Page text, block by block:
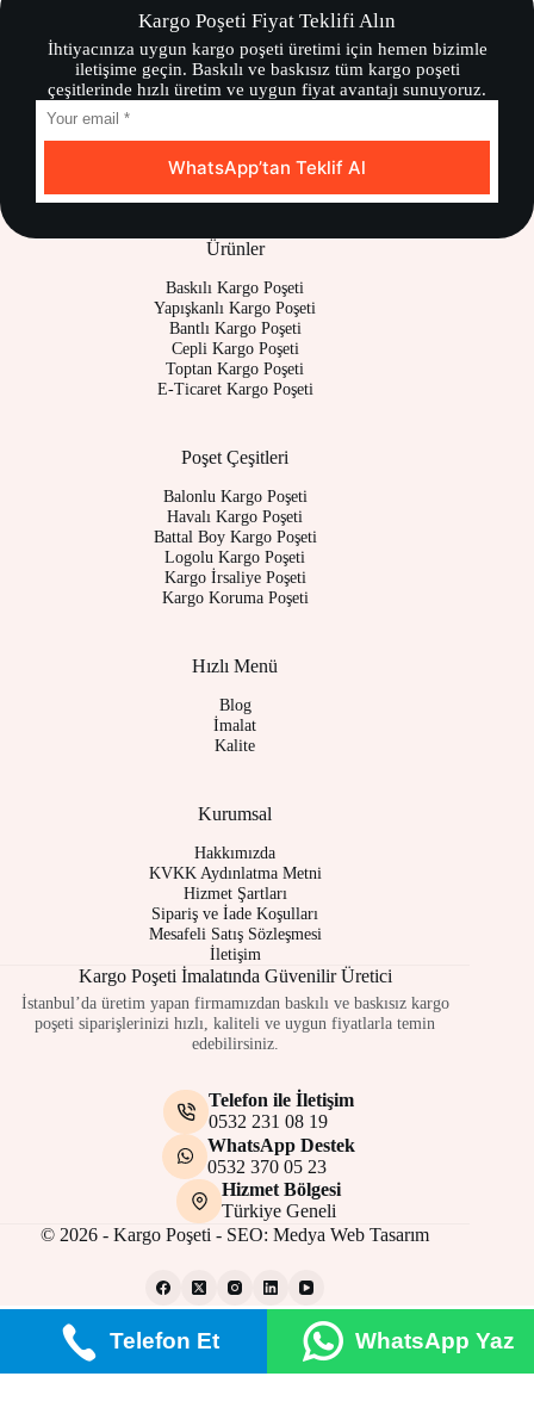
Kargo Poşeti Fiyat Teklifi Alın
İhtiyacınıza uygun kargo poşeti üretimi için hemen bizimle
iletişime geçin. Baskılı ve baskısız tüm kargo poşeti
çeşitlerinde hızlı üretim ve uygun fiyat avantajı sunuyoruz.
WhatsApp’tan Teklif Al
Ürünler
Baskılı Kargo Poşeti
Yapışkanlı Kargo Poşeti
Bantlı Kargo Poşeti
Cepli Kargo Poşeti
Toptan Kargo Poşeti
E-Ticaret Kargo Poşeti
Poşet Çeşitleri
Balonlu Kargo Poşeti
Havalı Kargo Poşeti
Battal Boy Kargo Poşeti
Logolu Kargo Poşeti
Kargo İrsaliye Poşeti
Kargo Koruma Poşeti
Hızlı Menü
Blog
İmalat
Kalite
Kurumsal
Hakkımızda
KVKK Aydınlatma Metni
Hizmet Şartları
Sipariş ve İade Koşulları
Mesafeli Satış Sözleşmesi
İletişim
Kargo Poşeti İmalatında Güvenilir Üretici
İstanbul’da üretim yapan firmamızdan baskılı ve baskısız kargo
poşeti siparişlerinizi hızlı, kaliteli ve uygun fiyatlarla temin
edebilirsiniz.
Telefon ile İletişim
0532 231 08 19
WhatsApp Destek
0532 370 05 23
Hizmet Bölgesi
Türkiye Geneli
© 2026 - Kargo Poşeti - SEO:Medya Web Tasarım
Gizlilik PolitikasıÇerez Politikası
Site Kullanım Şartları
Telefon Et WhatsApp Yaz